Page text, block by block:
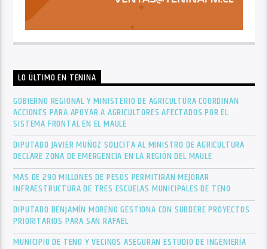
LO ÚLTIMO EN TENINA
GOBIERNO REGIONAL Y MINISTERIO DE AGRICULTURA COORDINAN
ACCIONES PARA APOYAR A AGRICULTORES AFECTADOS POR EL
SISTEMA FRONTAL EN EL MAULE
DIPUTADO JAVIER MUÑOZ SOLICITA AL MINISTRO DE AGRICULTURA
DECLARE ZONA DE EMERGENCIA EN LA REGIÓN DEL MAULE
MÁS DE 290 MILLONES DE PESOS PERMITIRÁN MEJORAR
INFRAESTRUCTURA DE TRES ESCUELAS MUNICIPALES DE TENO
DIPUTADO BENJAMÍN MORENO GESTIONA CON SUBDERE PROYECTOS
PRIORITARIOS PARA SAN RAFAEL
MUNICIPIO DE TENO Y VECINOS ASEGURAN ESTUDIO DE INGENIERÍA